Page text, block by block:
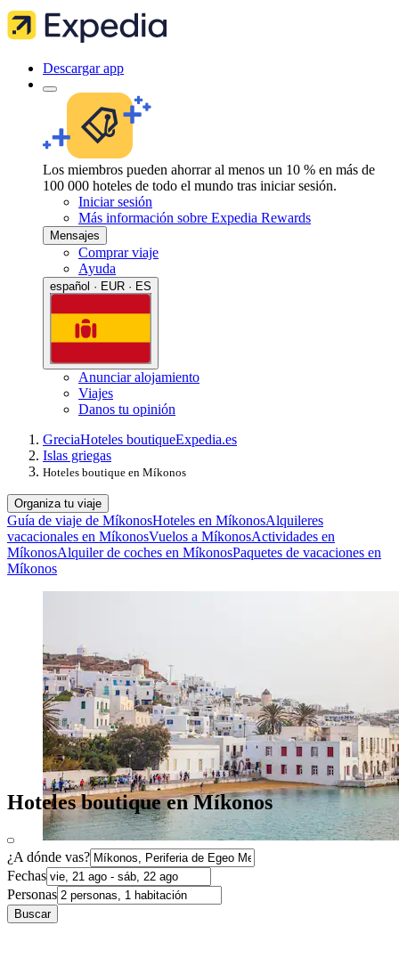
Descargar app
Los miembros pueden ahorrar al menos un 10 % en más de
100 000 hoteles de todo el mundo tras iniciar sesión.
Iniciar sesión
Más información sobre Expedia Rewards
Mensajes
Comprar viaje
Ayuda
español · EUR · ES
Anunciar alojamiento
Viajes
Danos tu opinión
GreciaHoteles boutiqueExpedia.es
Islas griegas
Hoteles boutique en Míkonos
Organiza tu viaje
Guía de viaje de MíkonosHoteles en MíkonosAlquileres
vacacionales en MíkonosVuelos a MíkonosActividades en
MíkonosAlquiler de coches en MíkonosPaquetes de vacaciones en
Míkonos
Hoteles boutique en Míkonos
¿A dónde vas?
Fechas
Personas
Buscar